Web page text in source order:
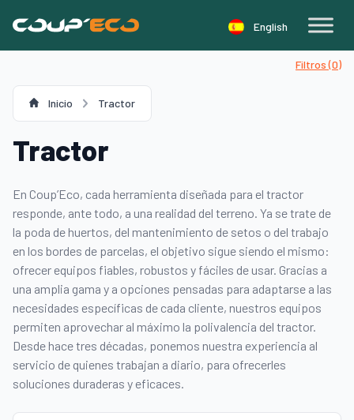
English
Filtros (0)
Inicio Tractor
Tractor
En Coup’Eco, cada herramienta diseñada para el tractor
responde, ante todo, a una realidad del terreno. Ya se trate de
la poda de huertos, del mantenimiento de setos o del trabajo
en los bordes de parcelas, el objetivo sigue siendo el mismo:
ofrecer equipos fiables, robustos y fáciles de usar. Gracias a
una amplia gama y a opciones pensadas para adaptarse a las
necesidades específicas de cada cliente, nuestros equipos
permiten aprovechar al máximo la polivalencia del tractor.
Desde hace tres décadas, ponemos nuestra experiencia al
servicio de quienes trabajan a diario, para ofrecerles
soluciones duraderas y eficaces.